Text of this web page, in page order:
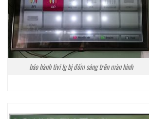
bảo hành tivi lg bị đốm sáng trên màn hình